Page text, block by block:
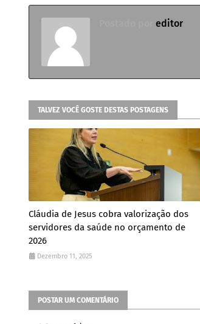
editor
TALVEZ VOCÊ GOSTE DESTAS POSTAGENS
Cláudia de Jesus cobra valorização dos
servidores da saúde no orçamento de
2026
Dezembro 11, 2025
POSTAR UM COMENTÁRIO